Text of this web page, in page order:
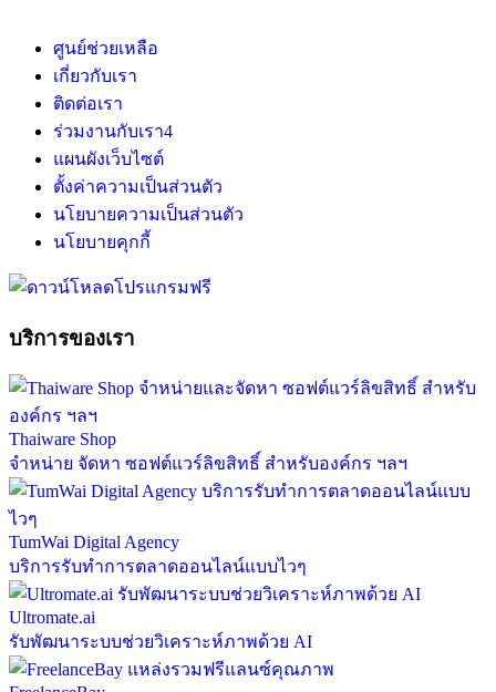
ศูนย์ช่วยเหลือ
เกี่ยวกับเรา
ติดต่อเรา
ร่วมงานกับเรา4
แผนผังเว็บไซต์
ตั้งค่าความเป็นส่วนตัว
นโยบายความเป็นส่วนตัว
นโยบายคุกกี้
บริการของเรา
Thaiware Shop
จำหน่าย จัดหา ซอฟต์แวร์ลิขสิทธิ์ สำหรับองค์กร ฯลฯ
TumWai Digital Agency
บริการรับทำการตลาดออนไลน์แบบไวๆ
Ultromate.ai
รับพัฒนาระบบช่วยวิเคราะห์ภาพด้วย AI